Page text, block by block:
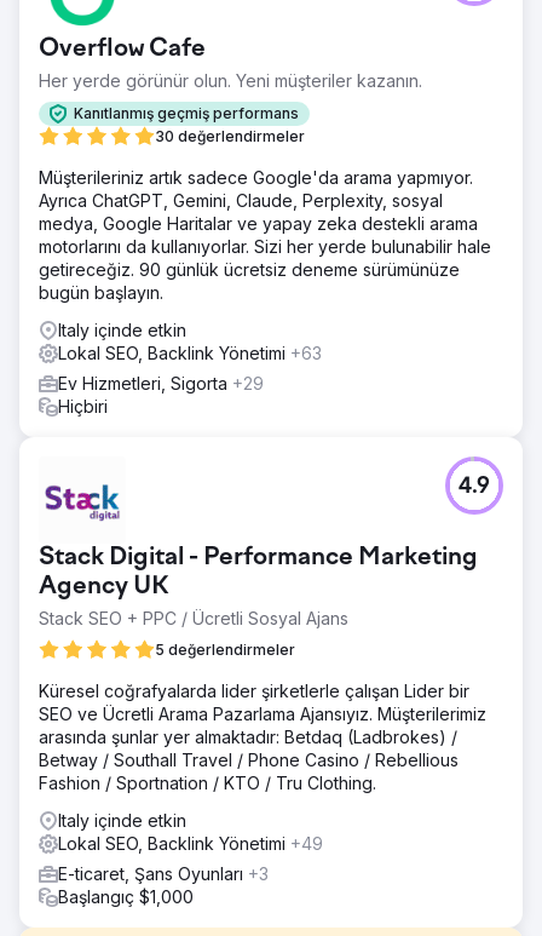
Overflow Cafe
Her yerde görünür olun. Yeni müşteriler kazanın.
Kanıtlanmış geçmiş performans
30 değerlendirmeler
Müşterileriniz artık sadece Google'da arama yapmıyor.
Ayrıca ChatGPT, Gemini, Claude, Perplexity, sosyal
medya, Google Haritalar ve yapay zeka destekli arama
motorlarını da kullanıyorlar. Sizi her yerde bulunabilir hale
getireceğiz. 90 günlük ücretsiz deneme sürümünüze
bugün başlayın.
Italy içinde etkin
Lokal SEO, Backlink Yönetimi +63
Ev Hizmetleri, Sigorta +29
Hiçbiri
Stack Digital - Performance Marketing
Agency UK
Stack SEO + PPC / Ücretli Sosyal Ajans
5 değerlendirmeler
4.9
Küresel coğrafyalarda lider şirketlerle çalışan Lider bir
SEO ve Ücretli Arama Pazarlama Ajansıyız. Müşterilerimiz
arasında şunlar yer almaktadır: Betdaq (Ladbrokes) /
Betway / Southall Travel / Phone Casino / Rebellious
Fashion / Sportnation / KTO / Tru Clothing.
Italy içinde etkin
Lokal SEO, Backlink Yönetimi +49
E-ticaret, Şans Oyunları +3
Başlangıç $1,000